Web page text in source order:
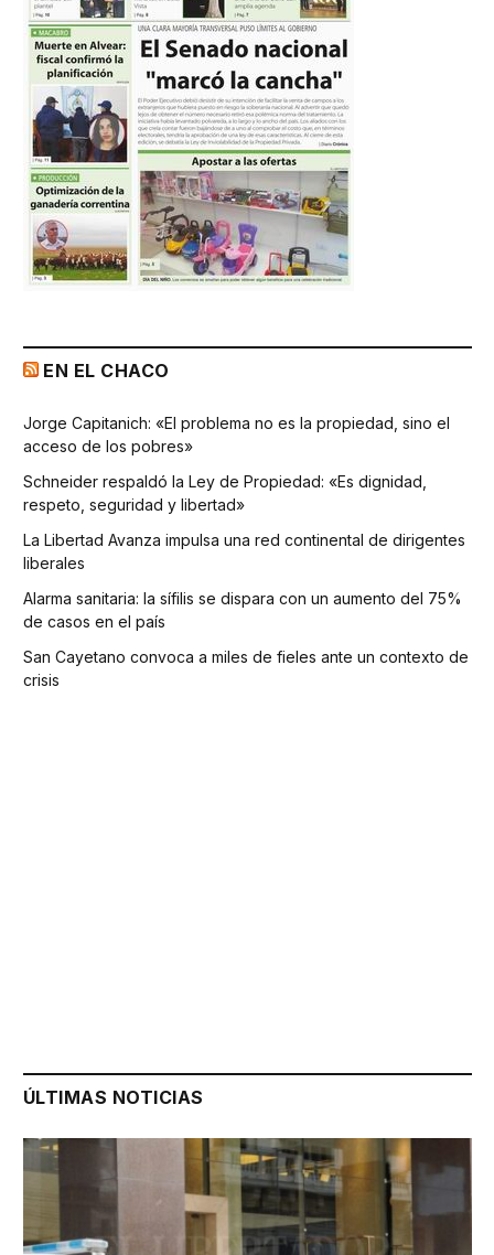
EN EL CHACO
Jorge Capitanich: «El problema no es la propiedad, sino el
acceso de los pobres»
Schneider respaldó la Ley de Propiedad: «Es dignidad,
respeto, seguridad y libertad»
La Libertad Avanza impulsa una red continental de dirigentes
liberales
Alarma sanitaria: la sífilis se dispara con un aumento del 75%
de casos en el país
San Cayetano convoca a miles de fieles ante un contexto de
crisis
ÚLTIMAS NOTICIAS